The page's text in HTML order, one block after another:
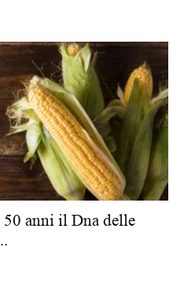
anni il Dna delle